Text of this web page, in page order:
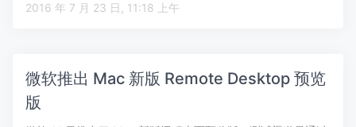
2016 年 7 月 23 日, 11:18 上午
微软推出 Mac 新版 Remote Desktop 预览
版